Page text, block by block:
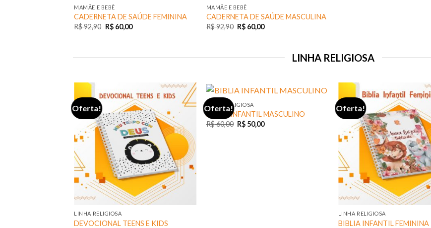
MAMÃE E BEBÊ
CADERNETA DE SAÚDE FEMININA
R$92,90 R$60,00
MAMÃE E BEBÊ
CADERNETA DE SAÚDE MASCULINA
R$92,90 R$60,00
LINHA RELIGIOSA
Oferta!
LINHA RELIGIOSA
DEVOCIONAL TEENS E KIDS
Oferta!
LINHA RELIGIOSA
BIBLIA INFANTIL MASCULINO
R$60,00 R$50,00
Oferta!
LINHA RELIGIOSA
BIBLIA INFANTIL FEMININA